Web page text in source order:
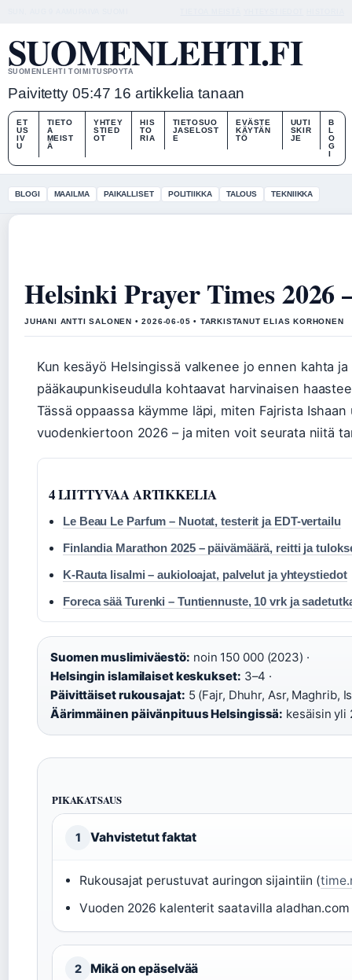
SUOMENLEHTI.FI
SUOMENLEHTI TOIMITUSPOYTA
Paivitetty 05:47 16 artikkelia tanaan
ET
US
IV
U
TIETO
A
MEIST
Ä
YHTEY
STIED
OT
HIS
TO
RIA
TIETOSUO
JASELOST
E
EVÄSTE
KÄYTÄN
TÖ
UUTI
SKIR
JE
B
L
O
G
I
BLOGI MAAILMA PAIKALLISET POLITIIKKA TALOUS TEKNIIKKA
Helsinki Prayer Times 2026
JUHANI ANTTI SALONEN • 2026-06-05 • TARKISTANUT ELIAS KORHONEN
Kun kesäyö Helsingissä valkenee jo ennen kahta
pääkaupunkiseudulla kohtaavat harvinaisen
Tässä oppaassa käymme läpi, miten Fajrista
vuodenkiertoon 2026 – ja miten voit seurata niitä
4 LIITTYVAA ARTIKKELIA
Le Beau Le Parfum – Nuotat, testerit ja EDT-vertailu
Finlandia Marathon 2025 – päivämäärä, reitti ja
K-Rauta Iisalmi – aukioloajat, palvelut ja yhteystiedot
Foreca sää Turenki – Tuntiennuste, 10 vrk ja
Suomen muslimiväestö: noin 150 000 (2023) ·
Helsingin islamilaiset keskukset: 3–4 ·
Päivittäiset rukousajat: 5 (Fajr, Dhuhr, Asr, Maghrib,
Äärimmäinen päivänpituus Helsingissä: kesäisin yli
PIKAKATSAUS
1 Vahvistetut faktat
Rukousajat perustuvat auringon sijaintiin (
Vuoden 2026 kalenterit saatavilla
2 Mikä on epäselvää